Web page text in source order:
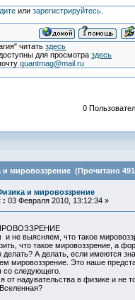
или зарегистрируйтесь.
читатьздесь
для просмотраздесь
quantmag@mail.ru
0
и мировоззрение (Прочитано
и мировоззрение
: 03 Февраля 2010, 13:12:34 »
не выясняем, что такое
что такое мировоззрение, а
делать? А делать, если имеются
Это наше
следующего.
от надувательства в физике и не